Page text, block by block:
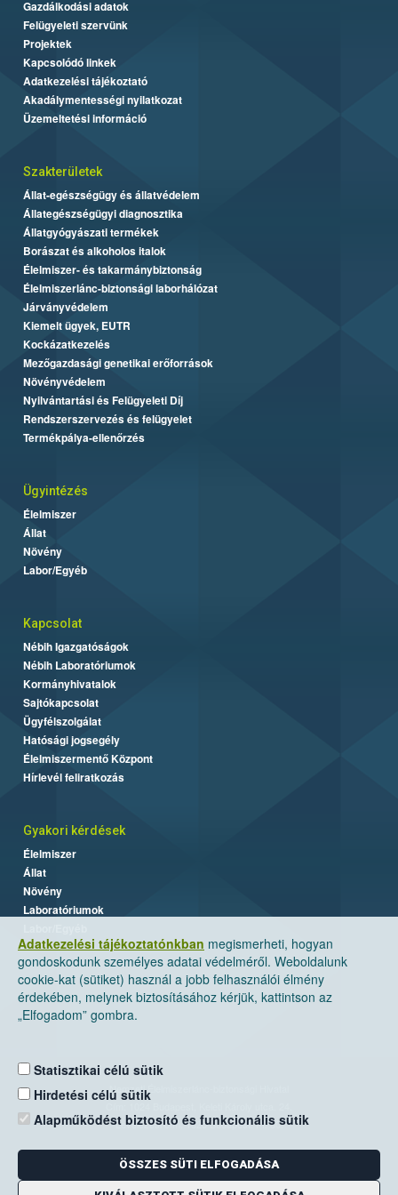
Adatkezelési tájékoztatónkban megismerheti, hogyan
gondoskodunk személyes adatai védelméről. Weboldalunk
cookie-kat (sütiket) használ a jobb felhasználói élmény
érdekében, melynek biztosításához kérjük, kattintson az
„Elfogadom” gombra.
Statisztikai célú sütik
Hirdetési célú sütik
Alapműködést biztosító és funkcionális sütik
ÖSSZES SÜTI ELFOGADÁSA
Gazdálkodási adatok
Felügyeleti szervünk
Projektek
Kapcsolódó linkek
Adatkezelési tájékoztató
Akadálymentességi nyilatkozat
Üzemeltetési információ
Szakterületek
Állat-egészségügy és állatvédelem
Állategészségügyi diagnosztika
Állatgyógyászati termékek
Borászat és alkoholos italok
Élelmiszer- és takarmánybiztonság
Élelmiszerlánc-biztonsági laborhálózat
Járványvédelem
Kiemelt ügyek, EUTR
Kockázatkezelés
Mezőgazdasági genetikai erőforrások
Növényvédelem
Nyilvántartási és Felügyeleti Díj
Rendszerszervezés és felügyelet
Termékpálya-ellenőrzés
Ügyintézés
Élelmiszer
Állat
Növény
Labor/Egyéb
Kapcsolat
Nébih Igazgatóságok
Nébih Laboratóriumok
Kormányhivatalok
Sajtókapcsolat
Ügyfélszolgálat
Hatósági jogsegély
Élelmiszermentő Központ
Hírlevél feliratkozás
Gyakori kérdések
Élelmiszer
Állat
Növény
Laboratóriumok
Nemzeti Élelmiszerlánc-biztonsági Hivatal
Levelezési cím: 1525 Budapest. Pf. 30.
E-mail:ugyfelszolgalat@nebih.gov.hu
Zöld szám: 06-80/263-244